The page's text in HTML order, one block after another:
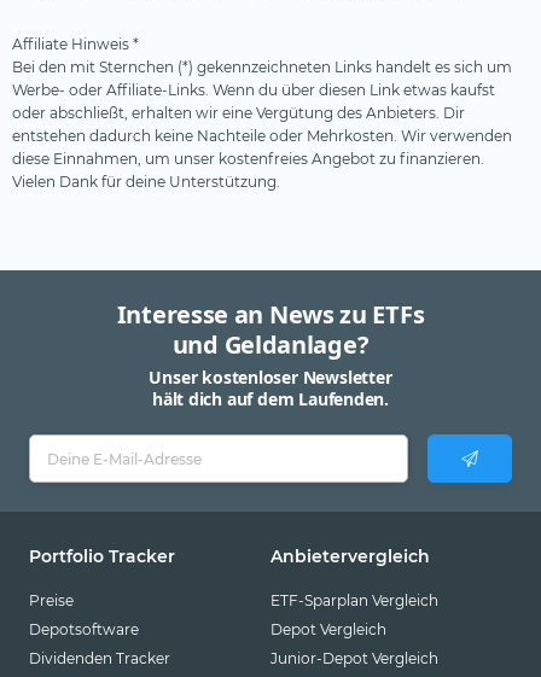
Affiliate Hinweis *
Bei den mit Sternchen (*) gekennzeichneten Links handelt es sich um
Werbe- oder Affiliate-Links. Wenn du über diesen Link etwas kaufst
oder abschließt, erhalten wir eine Vergütung des Anbieters. Dir
entstehen dadurch keine Nachteile oder Mehrkosten. Wir verwenden
diese Einnahmen, um unser kostenfreies Angebot zu finanzieren.
Vielen Dank für deine Unterstützung.
Interesse an News zu ETFs
und Geldanlage?
Unser kostenloser Newsletter
hält dich auf dem Laufenden.
Portfolio Tracker
Preise
Depotsoftware
Dividenden Tracker
Anbietervergleich
ETF-Sparplan Vergleich
Depot Vergleich
Junior-Depot Vergleich